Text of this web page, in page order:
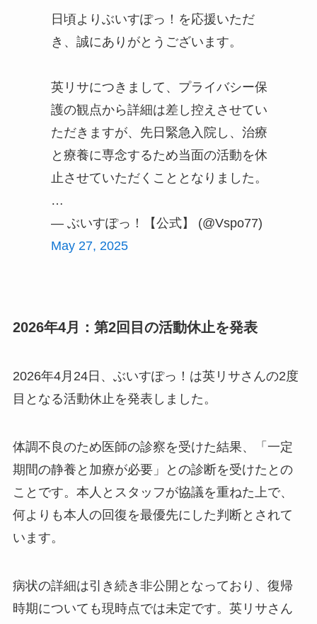
日頃よりぶいすぽっ！を応援いただ
き、誠にありがとうございます。
英リサにつきまして、プライバシー保
護の観点から詳細は差し控えさせてい
ただきますが、先日緊急入院し、治療
と療養に専念するため当面の活動を休
止させていただくこととなりました。
…
— ぶいすぽっ！【公式】 (@Vspo77)
May 27, 2025
2026年4月：第2回目の活動休止を発表
2026年4月24日、ぶいすぽっ！は英リサさんの2度
目となる活動休止を発表しました。
体調不良のため医師の診察を受けた結果、「一定
期間の静養と加療が必要」との診断を受けたとの
ことです。本人とスタッフが協議を重ねた上で、
何よりも本人の回復を最優先にした判断とされて
います。
病状の詳細は引き続き非公開となっており、復帰
時期についても現時点では未定です。英リサさん